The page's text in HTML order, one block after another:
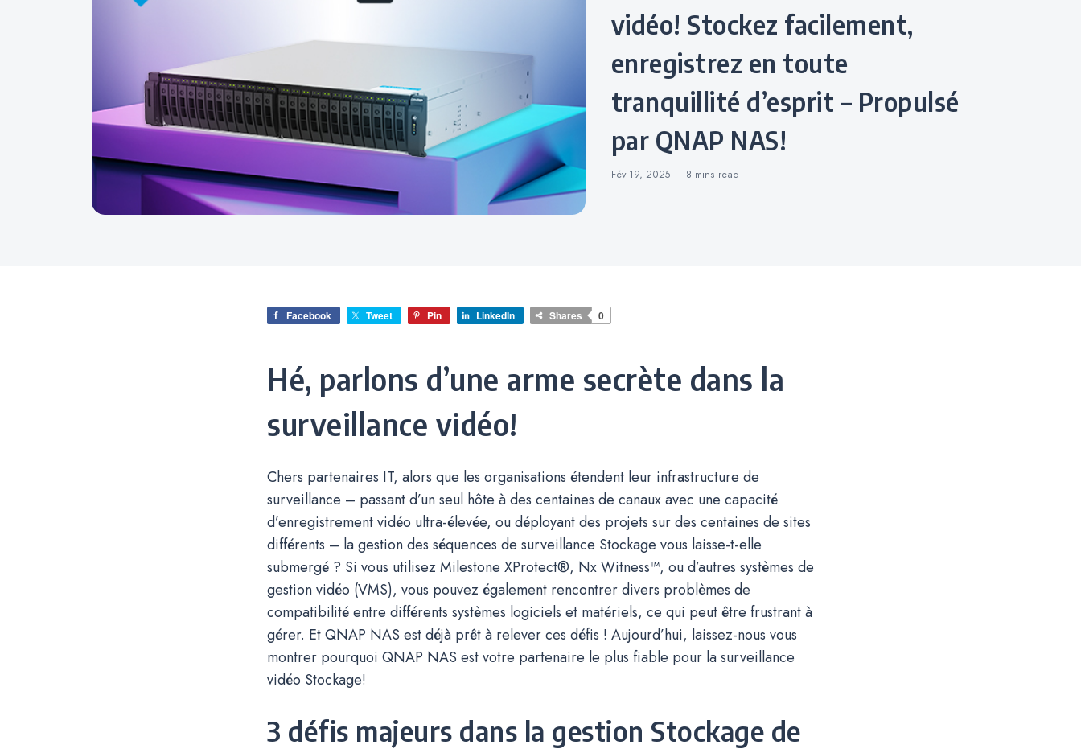
vidéo! Stockez facilement,
enregistrez en toute
tranquillité d’esprit – Propulsé
par QNAP NAS!
Fév 19, 2025 8 mins read
Facebook Tweet Pin LinkedIn Shares 0
Hé, parlons d’une arme secrète dans la
surveillance vidéo!
Chers partenaires IT, alors que les organisations étendent leur infrastructure de
surveillance – passant d’un seul hôte à des centaines de canaux avec une capacité
d’enregistrement vidéo ultra-élevée, ou déployant des projets sur des centaines de sites
différents – la gestion des séquences de surveillance Stockage vous laisse-t-elle
submergé ? Si vous utilisez Milestone XProtect®, Nx Witness™, ou d’autres systèmes de
gestion vidéo (VMS), vous pouvez également rencontrer divers problèmes de
compatibilité entre différents systèmes logiciels et matériels, ce qui peut être frustrant à
gérer. Et QNAP NAS est déjà prêt à relever ces défis ! Aujourd’hui, laissez-nous vous
montrer pourquoi QNAP NAS est votre partenaire le plus fiable pour la surveillance
vidéo Stockage!
3 défis majeurs dans la gestion Stockage de